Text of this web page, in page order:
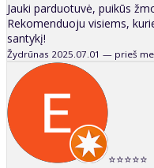
Jauki parduotuvė, puikūs
Rekomenduoju visiems,
santykį!
Žydrūnas 2025.07.01 — prieš
⭐⭐⭐⭐⭐